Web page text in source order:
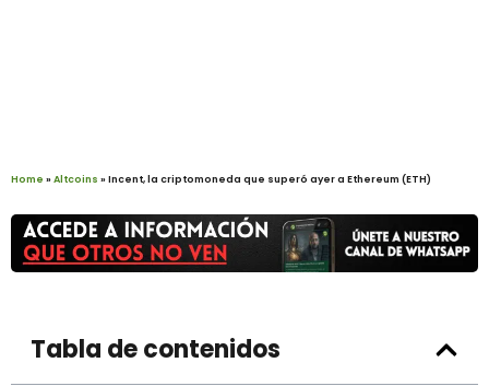
Home »Altcoins »Incent, la criptomoneda que superó ayer a Ethereum (ETH)
Tabla de contenidos